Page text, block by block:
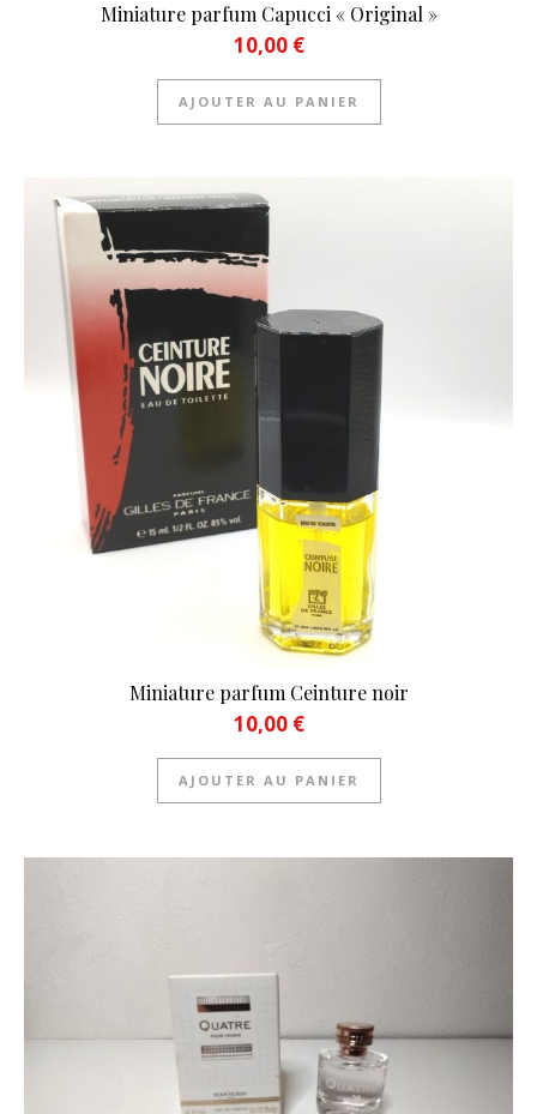
Miniature parfum Capucci « Original »
10,00 €
AJOUTER AU PANIER
Miniature parfum Ceinture noir
10,00 €
AJOUTER AU PANIER